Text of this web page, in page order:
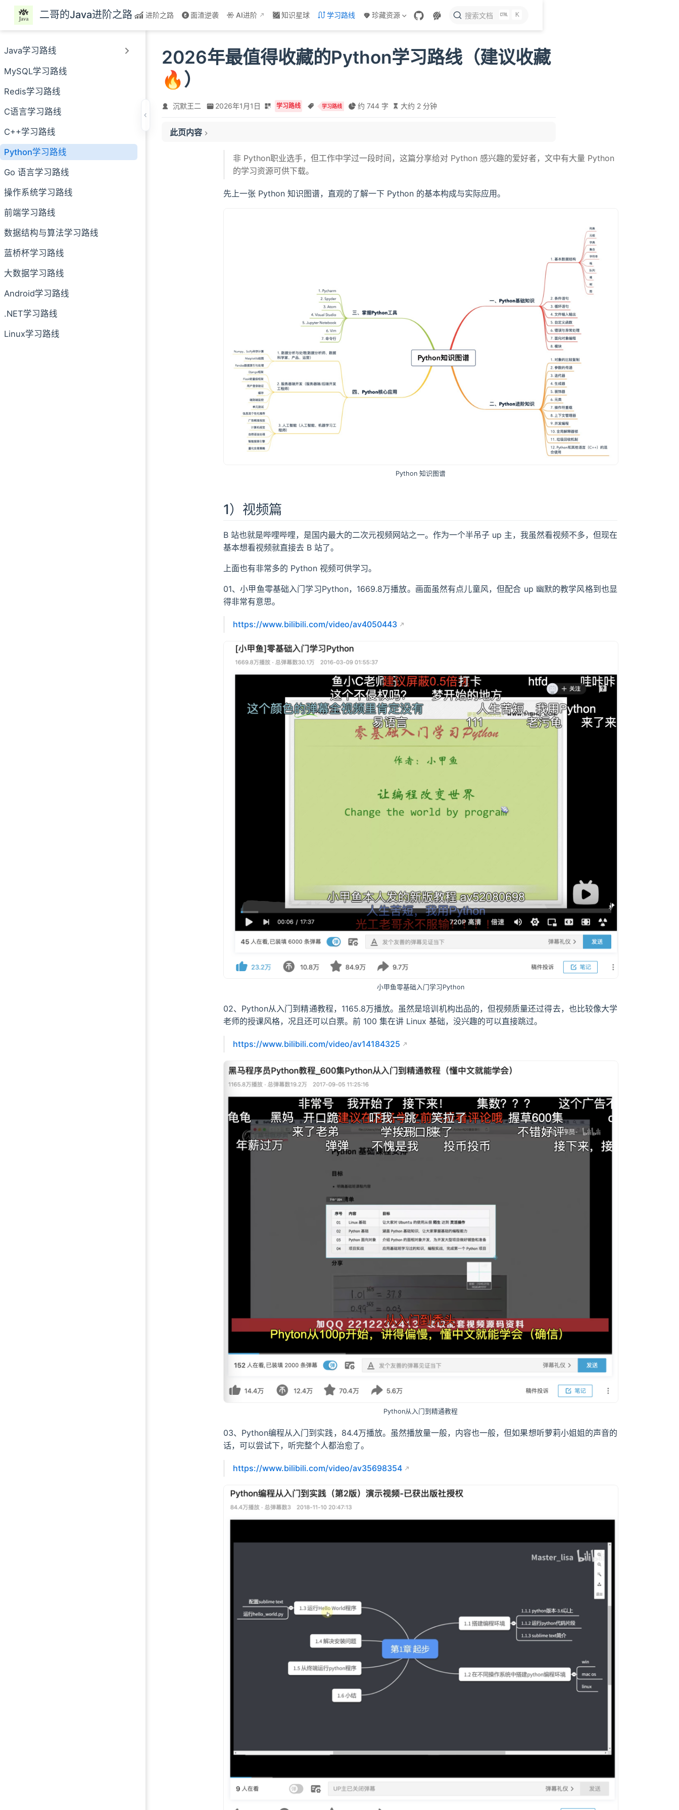
跳至主要內容
二哥的Java进阶之路 进阶之路 面渣逆袭 AI进阶 知识星球 学习路线 珍藏资源 搜索文档 K
Java学习路线
MySQL学习路线
Redis学习路线
C语言学习路线
C++学习路线
Python学习路线
Go 语言学习路线
操作系统学习路线
前端学习路线
数据结构与算法学习路线
蓝桥杯学习路线
大数据学习路线
Android学习路线
.NET学习路线
Linux学习路线
2026年最值得收藏的Python学习路线（建议收藏
🔥）
沉默王二 2026年1月1日 学习路线 学习路线 约 744 字 大约 2 分钟
此页内容
1）视频篇
非 Python职业选手，但工作中学过一段时间，这篇分享给对 Python 感兴趣的爱好者，文中有大量 Python
的学习资源可供下载。
先上一张 Python 知识图谱，直观的了解一下 Python 的基本构成与实际应用。
Python 知识图谱
1）视频篇
B 站也就是哔哩哔哩，是国内最大的二次元视频网站之一。作为一个半吊子 up 主，我虽然看视频不多，但现在
基本想看视频就直接去 B 站了。
上面也有非常多的 Python 视频可供学习。
01、小甲鱼零基础入门学习Python，1669.8万播放。画面虽然有点儿童风，但配合 up 幽默的教学风格到也显
得非常有意思。
https://www.bilibili.com/video/av4050443
小甲鱼零基础入门学习Python
02、Python从入门到精通教程，1165.8万播放。虽然是培训机构出品的，但视频质量还过得去，也比较像大学
老师的授课风格，况且还可以白票。前 100 集在讲 Linux 基础，没兴趣的可以直接跳过。
https://www.bilibili.com/video/av14184325
Python从入门到精通教程
03、Python编程从入门到实践，84.4万播放。虽然播放量一般，内容也一般，但如果想听萝莉小姐姐的声音的
话，可以尝试下，听完整个人都治愈了。
https://www.bilibili.com/video/av35698354